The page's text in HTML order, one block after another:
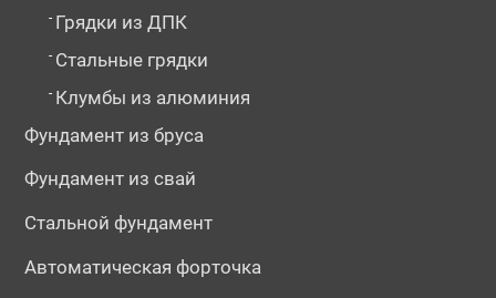
- Грядки из ДПК
- Стальные грядки
- Клумбы из алюминия
Фундамент из бруса
Фундамент из свай
Стальной фундамент
Автоматическая форточка